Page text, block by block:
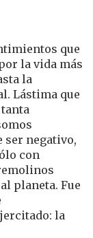
que
la vida más
la
Lástima que
ser negativo,
con
planeta. Fue
la